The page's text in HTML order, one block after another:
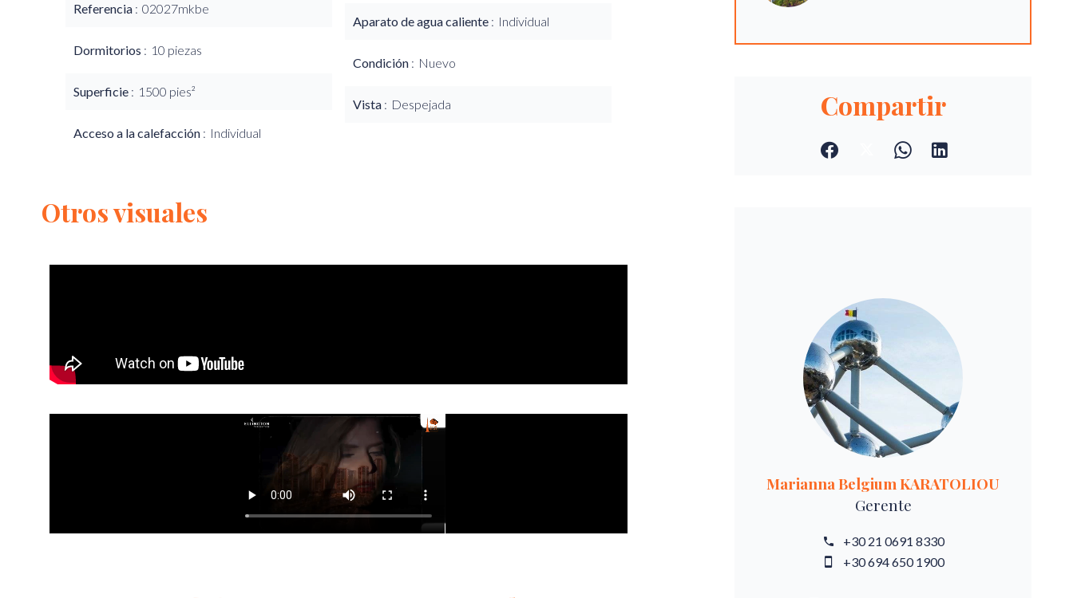
Referencia 02027mkbe
Dormitorios 10 piezas
Superficie 1500 pies²
Acceso a la calefacción Individual
Aparato de agua caliente Individual
Condición Nuevo
Vista Despejada
Otros visuales
Compartir
Marianna Belgium KARATOLIOU
Gerente
+30 21 0691 8330
+30 694 650 1900